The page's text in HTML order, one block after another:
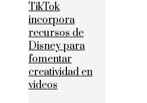
TikTok
incorpora
recursos de
Disney para
fomentar
creatividad en
videos